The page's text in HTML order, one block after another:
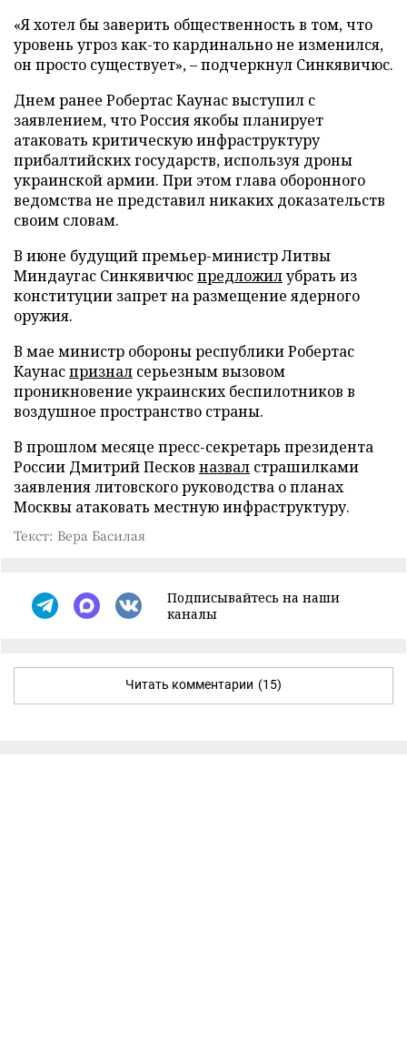
«Я хотел бы заверить общественность в том, что
уровень угроз как-то кардинально не изменился,
он просто существует», – подчеркнул Синкявичюс.
Днем ранее Робертас Каунас выступил с
заявлением, что Россия якобы планирует
атаковать критическую инфраструктуру
прибалтийских государств, используя дроны
украинской армии. При этом глава оборонного
ведомства не представил никаких доказательств
своим словам.
В июне будущий премьер-министр Литвы
Миндаугас Синкявичюспредложилубрать из
конституции запрет на размещение ядерного
оружия.
В мае министр обороны республики Робертас
Каунаспризнал серьезным вызовом
проникновение украинских беспилотников в
воздушное пространство страны.
В прошлом месяце пресс-секретарь президента
России Дмитрий Песков назвал страшилками
заявления литовского руководства о планах
Москвы атаковать местную инфраструктуру.
Текст: Вера Басилая
Подписывайтесь на наши
каналы
Читать комментарии (15)